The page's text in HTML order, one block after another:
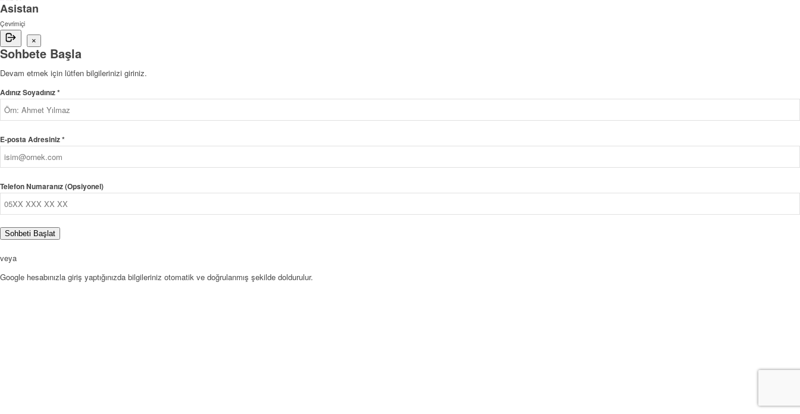
Asistan
Çevrimiçi
×
Sohbete Başla
Devam etmek için lütfen bilgilerinizi giriniz.
Adınız Soyadınız *
E-posta Adresiniz *
Telefon Numaranız (Opsiyonel)
Sohbeti Başlat
veya
Google hesabınızla giriş yaptığınızda bilgileriniz otomatik ve doğrulanmış şekilde doldurulur.